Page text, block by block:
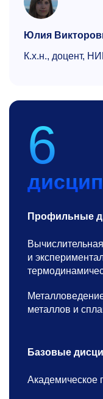
Юлия
К.х.н., доцент,
6
Профильные
и
металлов и
Базовые
Академическое